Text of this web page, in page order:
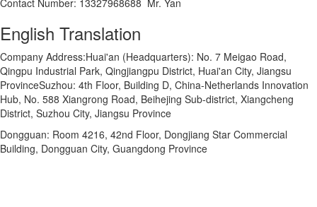
Contact Number: 13327968688 Mr. Yan
English Translation
Company Address:Huai'an (Headquarters): No. 7 Meigao Road,
Qingpu Industrial Park, Qingjiangpu District, Huai'an City, Jiangsu
ProvinceSuzhou: 4th Floor, Building D, China-Netherlands Innovation
Hub, No. 588 Xiangrong Road, Beihejing Sub-district, Xiangcheng
District, Suzhou City, Jiangsu Province
Dongguan: Room 4216, 42nd Floor, Dongjiang Star Commercial
Building, Dongguan City, Guangdong Province